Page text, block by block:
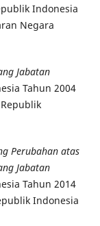
Indonesia
Negara
Jabatan
Tahun 2004
Perubahan atas
Jabatan
Tahun 2014
Indonesia